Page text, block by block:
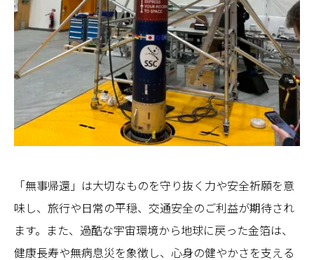
「無事帰還」は大切なものを守り抜く力や安全祈願を意
味し、旅行や日常の平穏、交通安全のご利益が期待され
ます。また、過酷な宇宙環境から地球に戻った金箔は、
健康長寿や無病息災を象徴し、心身の健やかさを支える